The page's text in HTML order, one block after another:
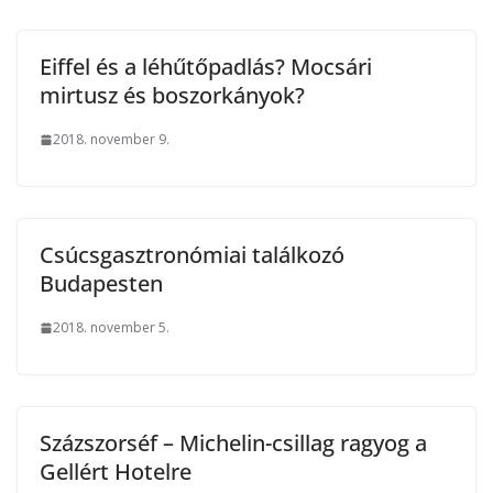
Eiffel és a léhűtőpadlás? Mocsári
mirtusz és boszorkányok?
2018. november 9.
Csúcsgasztronómiai találkozó
Budapesten
2018. november 5.
Százszorséf – Michelin-csillag ragyog a
Gellért Hotelre